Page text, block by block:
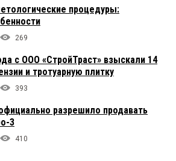
процедуры:
269
с ООО «СтройТраст» взыскали 14
и тротуарную плитку
393
разрешило продавать
3
410